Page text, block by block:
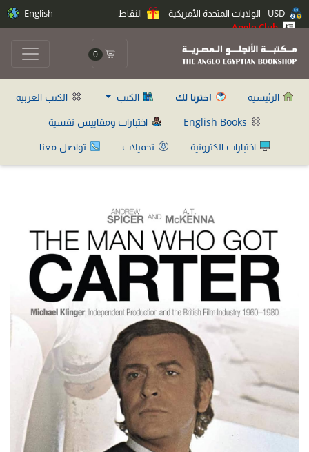
النقاط
Anglo Club
English
0
الرئيسية اخترنا لك الكتب
الكتب العربية
اختبارات ومقاييس نفسية
اختبارات الكترونية
تحميلات تواصل معنا